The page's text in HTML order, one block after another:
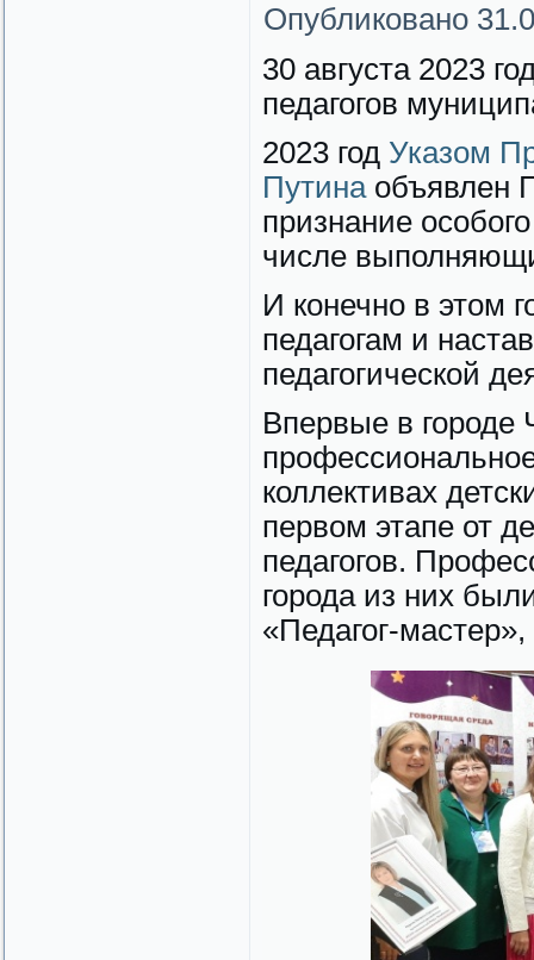
Опубликовано
30 августа 2023
педагогов
2023 год Указом
Путина объявлен
признание
числе
И конечно в этом
педагогам и
педагогической
Впервые в городе
коллективах
первом этапе от
педагогов.
города из них
«Педагог-